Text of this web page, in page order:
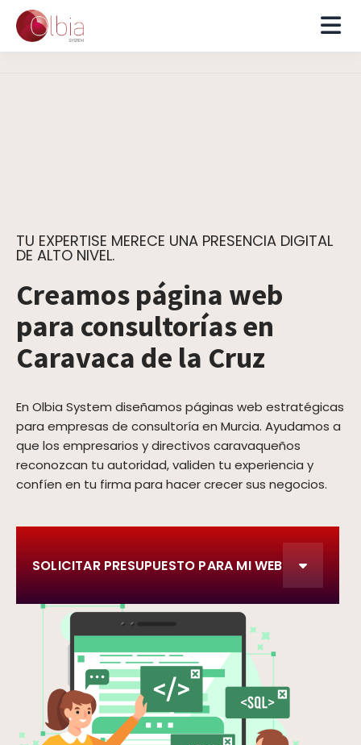
TU EXPERTISE MERECE UNA PRESENCIA DIGITAL
DE ALTO NIVEL.
Creamos página web
para consultorías en
Caravaca de la Cruz
En Olbia System diseñamos páginas web estratégicas
para empresas de consultoría en Murcia. Ayudamos a
que los empresarios y directivos caravaqueños
reconozcan tu autoridad, validen tu experiencia y
confíen en tu firma para hacer crecer sus negocios.
SOLICITAR PRESUPUESTO PARA MI WEB